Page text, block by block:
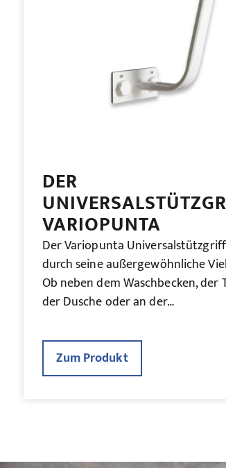
DER
VARIOPUNTA
Der Variopunta
durch seine außergewöhnliche
Ob neben dem Waschbecken, der
der Dusche oder an der…
Zum Produkt